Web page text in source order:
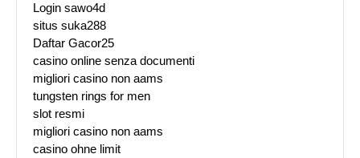
Login sawo4d
situs suka288
Daftar Gacor25
casino online senza documenti
migliori casino non aams
tungsten rings for men
slot resmi
migliori casino non aams
casino ohne limit